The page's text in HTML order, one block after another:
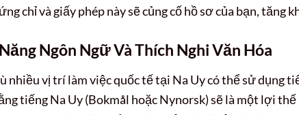
chỉ và giấy phép này sẽ củng cố hồ sơ của bạn, tăng
Ngôn Ngữ Và Thích Nghi Văn Hóa
nhiều vị trí làm việc quốc tế tại Na Uy có thể sử dụng
tiếng Na Uy (Bokmål hoặc Nynorsk) sẽ là một lợi